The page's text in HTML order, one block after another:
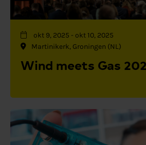
okt 9, 2025 - okt 10, 2025
Martinikerk, Groningen (NL)
Wind meets Gas